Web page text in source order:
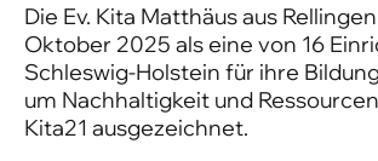
Die Ev. Kita Matthäus aus
Oktober 2025 als eine von 16
Schleswig-Holstein für ihre
um Nachhaltigkeit und
Kita21 ausgezeichnet.